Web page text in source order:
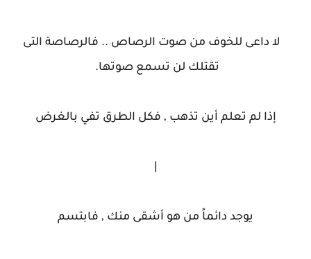
لا داعى للخوف من صوت الرصاص .. فالرصاصة التى
تقتلك لن تسمع صوتها.
إذا لم تعلم أين تذهب , فكل الطرق تفي بالغرض
يوجد دائماً من هو أشقى منك , فابتسم